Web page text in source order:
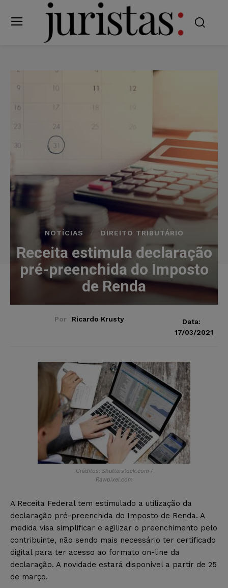
NOTÍCIAS DIREITO TRIBUTÁRIO
Receita estimula declaração
pré-preenchida do Imposto
de Renda
Por Ricardo Krusty
Data:
17/03/2021
Créditos: Shutterstock.com /
Rawpixel.com
A Receita Federal tem estimulado a utilização da
declaração pré-preenchida do Imposto de Renda. A
medida visa simplificar e agilizar o preenchimento pelo
contribuinte, não sendo mais necessário ter certificado
digital para ter acesso ao formato on-line da
declaração. A novidade estará disponível a partir de 25
de março.